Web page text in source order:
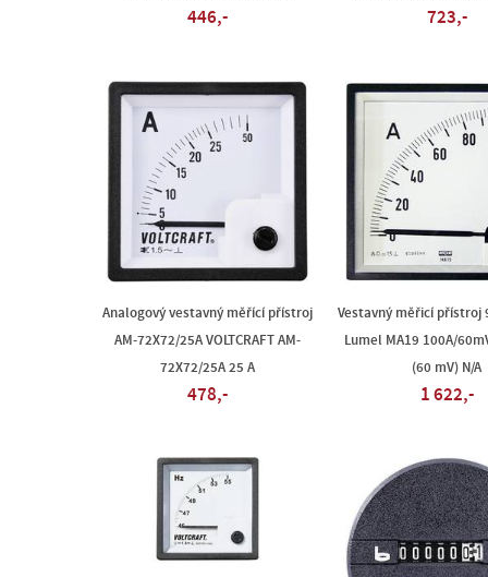
446,- 723,-
Analogový vestavný měřící přístroj
AM-72X72/25A VOLTCRAFT AM-
72X72/25A 25 A
478,-
Vestavný měřicí přístroj
Lumel MA19 100A/
(60 mV) N/A
1 622,-